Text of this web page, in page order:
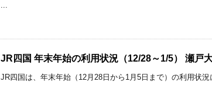
...
JR四国 年末年始の利用状況（12/28～1/5） 瀬戸
JR四国は、年末年始（12月28日から1月5日まで）の利用状